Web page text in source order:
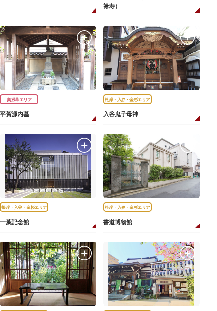
禄寿）
奥浅草エリア
平賀源内墓
根岸・入谷・金杉エリア
入谷鬼子母神
根岸・入谷・金杉エリア
一葉記念館
根岸・入谷・金杉エリア
書道博物館